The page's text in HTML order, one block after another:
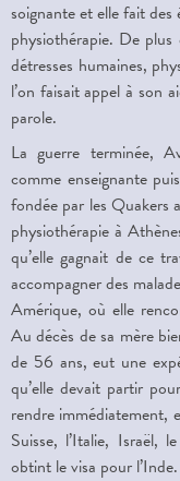
soignante et elle fait
physiothérapie. De
détresses humaines,
l’on faisait appel à son
parole.
La guerre terminée,
comme enseignante
fondée par les Quakers
physiothérapie à
qu’elle gagnait de ce
accompagner des
Amérique, où elle
Au décès de sa mère
de 56 ans, eut une
qu’elle devait partir
rendre immédiatement,
Suisse, l’Italie, Israël,
obtint le visa pour l’Inde.